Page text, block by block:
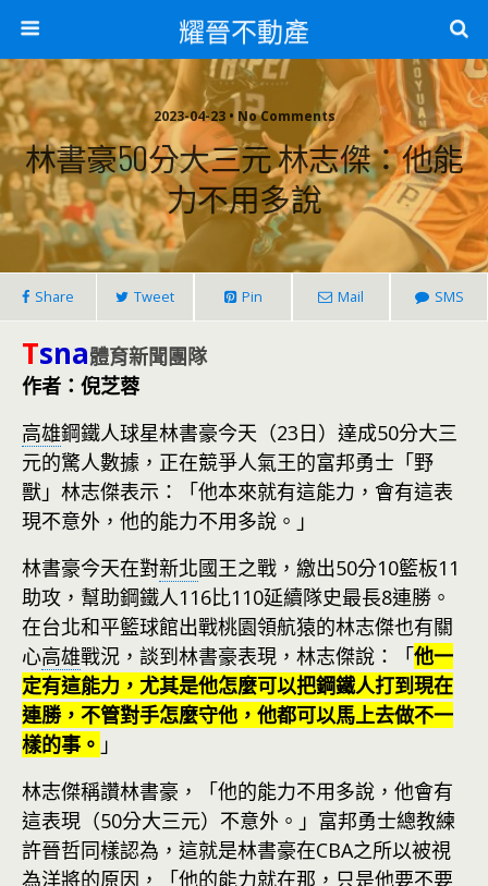
耀晉不動產
2023-04-23 • No Comments
林書豪50分大三元 林志傑：他能
力不用多說
Share Tweet Pin Mail SMS
Tsna體育新聞團隊
作者：倪芝蓉
高雄鋼鐵人球星林書豪今天（23日）達成50分大三
元的驚人數據，正在競爭人氣王的富邦勇士「野
獸」林志傑表示：「他本來就有這能力，會有這表
現不意外，他的能力不用多說。」
林書豪今天在對新北國王之戰，繳出50分10籃板11
助攻，幫助鋼鐵人116比110延續隊史最長8連勝。
在台北和平籃球館出戰桃園領航猿的林志傑也有關
心高雄戰況，談到林書豪表現，林志傑說：「他一
定有這能力，尤其是他怎麼可以把鋼鐵人打到現在
連勝，不管對手怎麼守他，他都可以馬上去做不一
樣的事。 」
林志傑稱讚林書豪，「他的能力不用多說，他會有
這表現（50分大三元）不意外。」富邦勇士總教練
許晉哲同樣認為，這就是林書豪在CBA之所以被視
為洋將的原因，「他的能力就在那，只是他要不要